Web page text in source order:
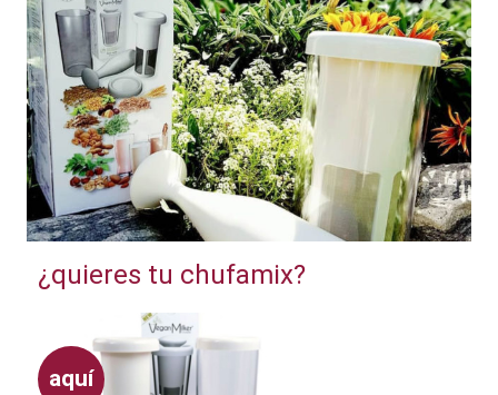
¿quieres tu chufamix?
aquí